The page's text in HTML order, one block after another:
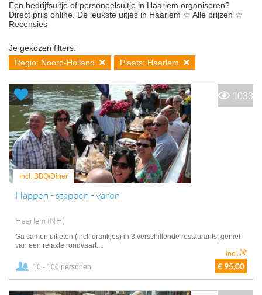
Een bedrijfsuitje of personeelsuitje in Haarlem organiseren?
Direct prijs online. De leukste uitjes in Haarlem ☆ Alle prijzen ☆
Recensies
Je gekozen filters:
Regio: Noord-Holland
Plaats: Haarlem
Incl. BBQ/Diner
Happen - stappen - varen
Haarlem (NH)
Ga samen uit eten (incl. drankjes) in 3 verschillende restaurants, geniet
van een relaxte rondvaart...
10 - 100 personen € 95,00
incl.
1033